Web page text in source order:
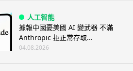
人工智能
據報中國憂美國 AI 變武器 不滿
Anthropic 拒正常存取...
04.08.2026